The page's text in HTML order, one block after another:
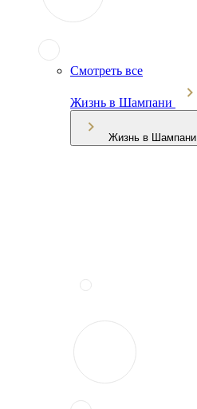
Смотреть все
Жизнь в Шампани
Жизнь в Шампани